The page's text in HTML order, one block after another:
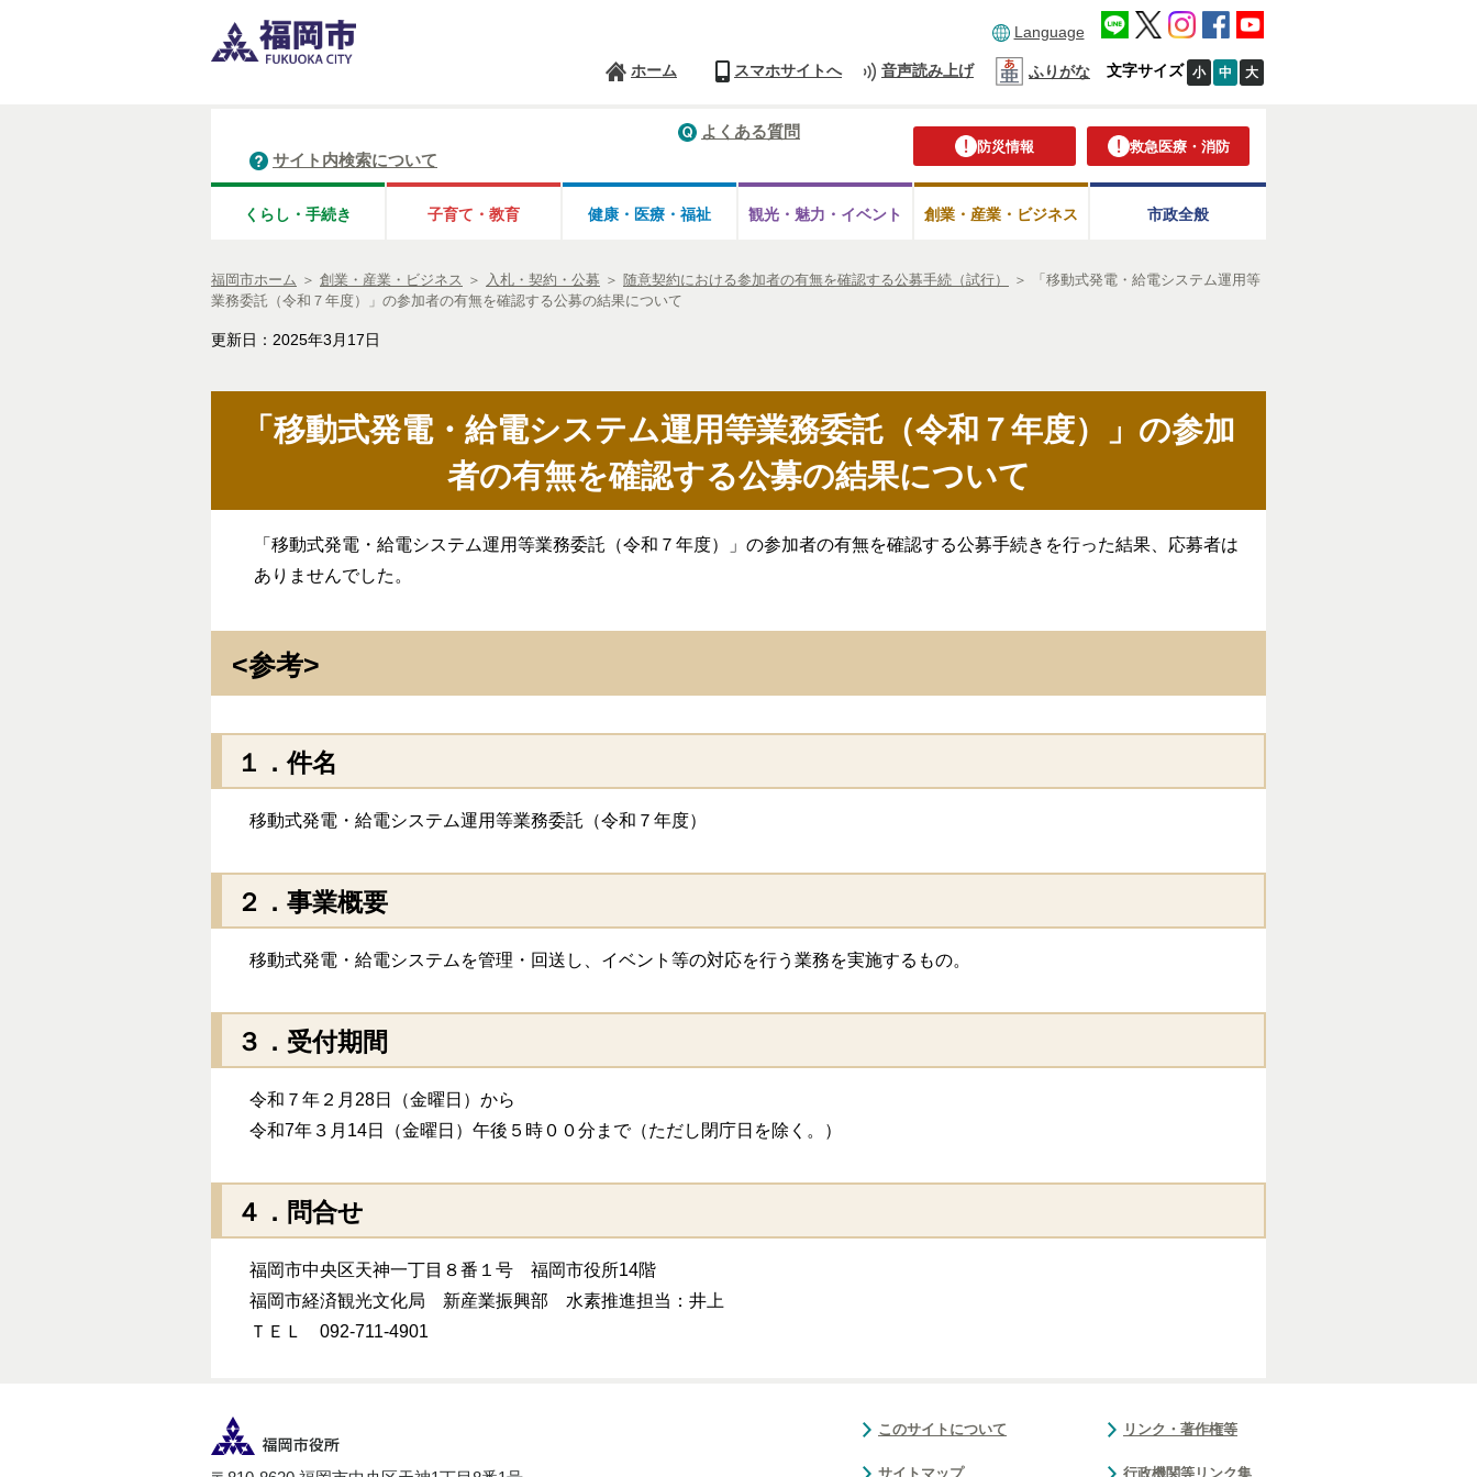
Language
ホーム スマホサイトへ 音声読み上げ ふりがな 文字サイズ 小 中 大
防災情報 救急医療・消防
よくある質問
サイト内検索について
くらし・手続き 子育て・教育 健康・医療・ 福祉 観光・魅力・ イベント 創業・産業・ビジネス 市政全般
福岡市ホーム ＞ 創業・産業・ビジネス ＞ 入札・契約・公募 ＞ 随意契約における参加者の有無を確認する公募手続（試行） ＞
「移動式発電・給電システム運用等
業務委託（令和７年度）」の参加者の有無を確認する公募の結果について
更新日：2025年3月17日
「移動式発電・給電システム運用等業務委託（令和７年度）」の参加
者の有無を確認する公募の結果について
「移動式発電・給電システム運用等業務委託（令和７年度）」の参加者の有無を確認する公募手続きを行った結果、応募者は
ありませんでした。
<参考>
１．件名
移動式発電・給電システム運用等業務委託（令和７年度）
２．事業概要
移動式発電・給電システムを管理・回送し、イベント等の対応を行う業務を実施するもの。
３．受付期間
令和７年２月28日（金曜日）から
令和7年３月14日（金曜日）午後５時００分まで（ただし閉庁日を除く。）
４．問合せ
福岡市中央区天神一丁目８番１号 福岡市役所14階
福岡市経済観光文化局 新産業振興部 水素推進担当：井上
ＴＥＬ 092-711-4901
このサイトについて
サイトマップ
リンク・著作権等
行政機関等リンク集